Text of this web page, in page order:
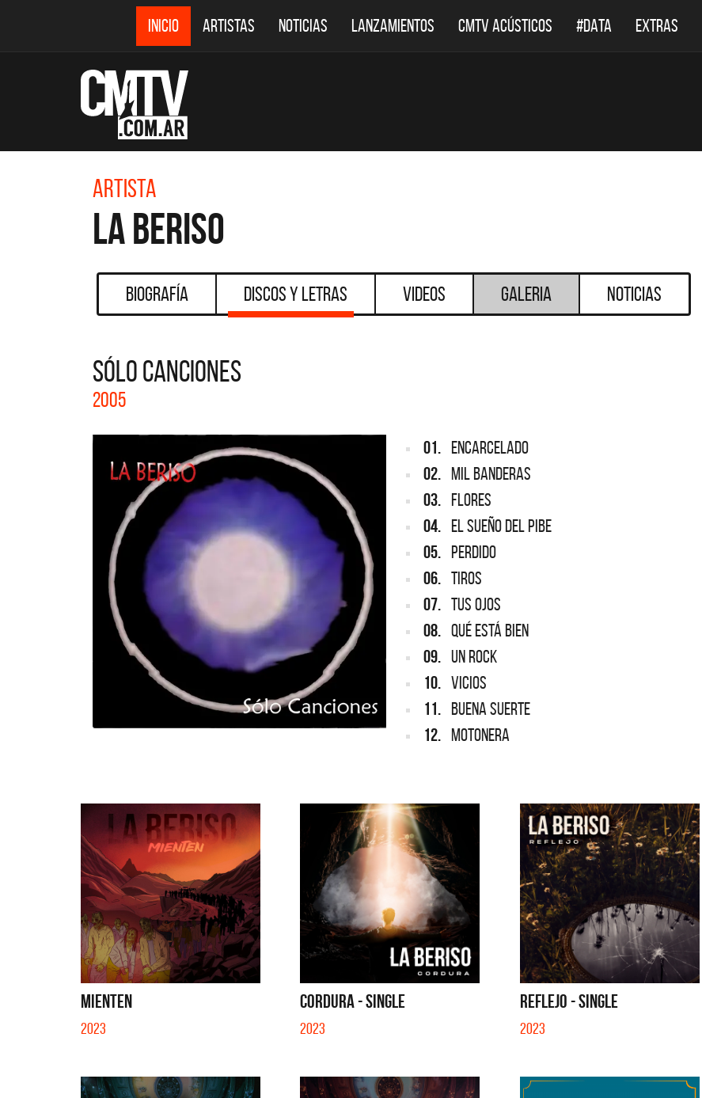
INICIO ARTISTAS NOTICIAS LANZAMIENTOS CMTV ACÚSTICOS #DATA EXTRAS
Artista
La Beriso
Biografía Discos y Letras Videos Galeria Noticias
SÓLO CANCIONES
2005
01. ENCARCELADO
02. MIL BANDERAS
03. FLORES
04. EL SUEÑO DEL PIBE
05. PERDIDO
06. TIROS
07. TUS OJOS
08. QUÉ ESTÁ BIEN
09. UN ROCK
10. VICIOS
11. BUENA SUERTE
12. MOTONERA
MIENTEN
2023
CORDURA - SINGLE
2023
REFLEJO - SINGLE
2023
DESTACADOS DESTACADOS